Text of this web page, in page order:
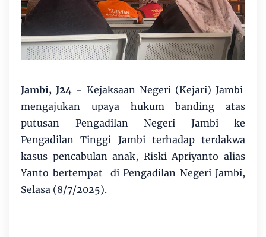
Jambi, J24 - Kejaksaan Negeri (Kejari) Jambi
mengajukan upaya hukum banding atas
putusan Pengadilan Negeri Jambi ke
Pengadilan Tinggi Jambi terhadap terdakwa
kasus pencabulan anak, Riski Apriyanto alias
Yanto bertempat di Pengadilan Negeri Jambi,
Selasa (8/7/2025).